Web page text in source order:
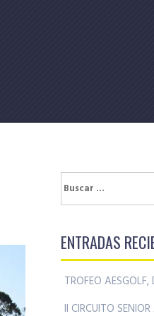
Buscar:
ENTRADAS
TROFEO
II CIRCUITO